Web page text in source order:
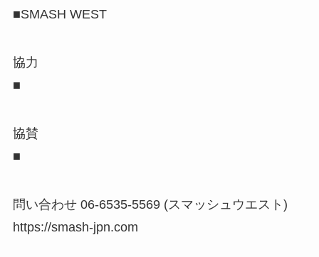
■SMASH WEST
協力
■
協賛
■
問い合わせ 06-6535-5569 (スマッシュウエスト)
https://smash-jpn.com